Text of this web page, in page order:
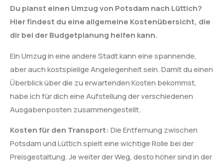
Du planst einen Umzug von Potsdam nach Lüttich?
Hier findest du eine allgemeine Kostenübersicht, die
dir bei der Budgetplanung helfen kann.
Ein Umzug in eine andere Stadt kann eine spannende,
aber auch kostspielige Angelegenheit sein. Damit du einen
Überblick über die zu erwartenden Kosten bekommst,
habe ich für dich eine Aufstellung der verschiedenen
Ausgabenposten zusammengestellt.
Kosten für den Transport: Die Entfernung zwischen
Potsdam und Lüttich spielt eine wichtige Rolle bei der
Preisgestaltung. Je weiter der Weg, desto höher sind in der